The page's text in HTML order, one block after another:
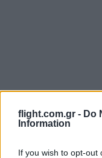
flight.com.gr - Do
Information
If you wish to opt-out